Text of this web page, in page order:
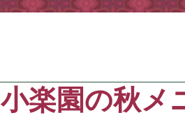
小楽園の秋メ